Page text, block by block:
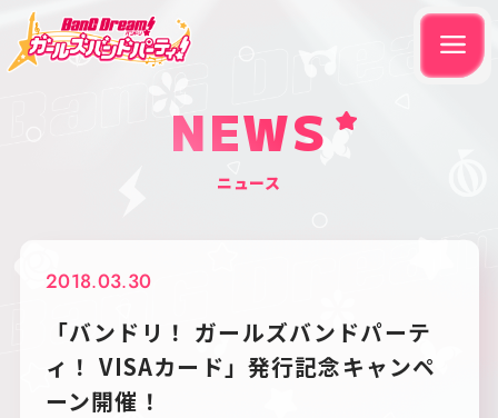
NEWS
ニュース
2018.03.30
「バンドリ！ ガールズバンドパーテ
ィ！ VISAカード」発行記念キャンペ
ーン開催！